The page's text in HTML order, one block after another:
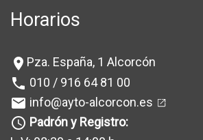
Horarios
location_on Pza. España, 1 Alcorcón
phone 010 / 916 64 81 00
mail info@ayto-alcorcon.es
query_builder Padrón y Registro: